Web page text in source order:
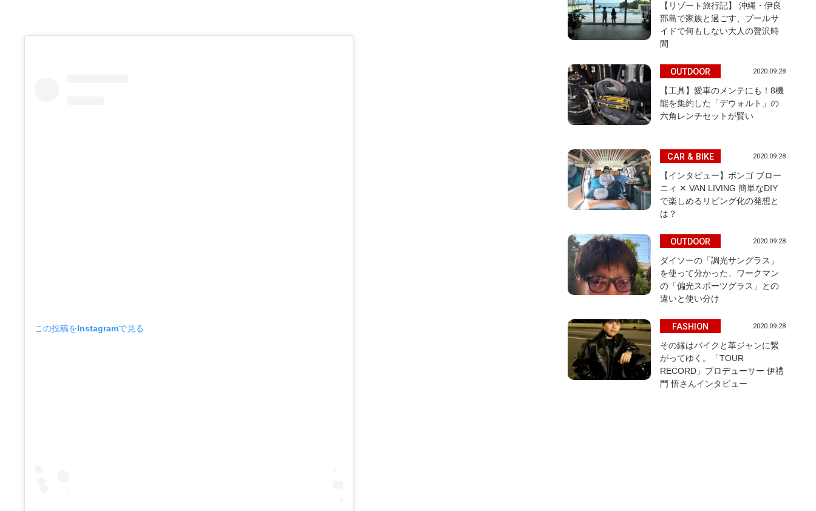
この投稿をInstagramで見る
【リゾート旅行記】 沖縄・伊良
部島で家族と過ごす、プールサ
イドで何もしない大人の贅沢時
間
OUTDOOR 2020.09.28
【工具】愛車のメンテにも！8機
能を集約した「デウォルト」の
六角レンチセットが賢い
CAR & BIKE 2020.09.28
【インタビュー】ボンゴ ブロー
ニィ ✕ VAN LIVING 簡単なDIY
で楽しめるリビング化の発想と
は？
OUTDOOR 2020.09.28
ダイソーの「調光サングラス」
を使って分かった、ワークマン
の「偏光スポーツグラス」との
違いと使い分け
FASHION 2020.09.28
その縁はバイクと革ジャンに繋
がってゆく。「TOUR
RECORD」プロデューサー 伊禮
門 悟さんインタビュー